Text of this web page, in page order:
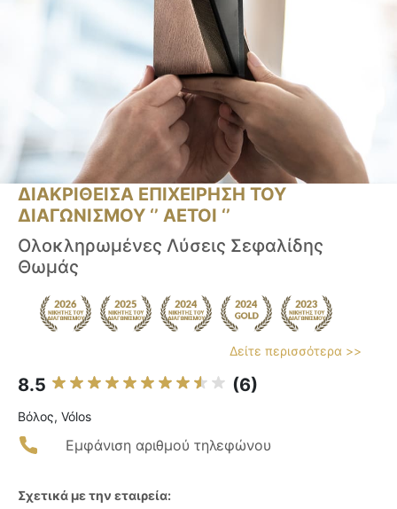
ΔΙΑΚΡΙΘΕΙΣΑ ΕΠΙΧΕΙΡΗΣΗ ΤΟΥ
ΔΙΑΓΩΝΙΣΜΟΥ ‘’ ΑΕΤΟΙ ‘’
Ολοκληρωμένες Λύσεις Σεφαλίδης
Θωμάς
Δείτε περισσότερα >>
8.5 (6)
Βόλος, Vólos
Εμφάνιση αριθμού τηλεφώνου
Σχετικά με την εταιρεία: